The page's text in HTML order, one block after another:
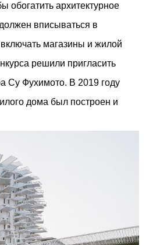
общая площадь 5 364
квартир, включая 11
с учетом
безопасности,
проекта был подтвержден
конкурсе 2021 года и
качества» от Федерации
манифест. Архитекторы
память о военном
обогатить архитектурное
вписываться в
магазины и жилой
решили пригласить
Су Фухимото. В 2019 году
дома был построен и